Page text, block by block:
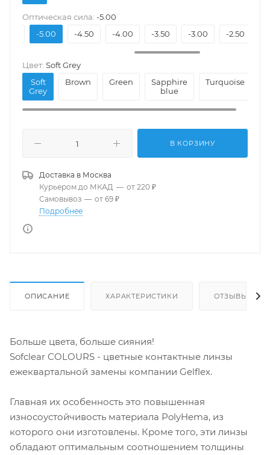
Оптическая сила: -5.00
-5.00 -4.50 -4.00 -3.50 -3.00 -2.50
Цвет: Soft Grey
Soft
Grey
Brown Green
Sapphire
blue
Turquoise
В КОРЗИНУ
Доставка в Москва
Курьером до МКАД — от 220 ₽
Самовывоз — от 69 ₽
Подробнее
ОПИСАНИЕ ХАРАКТЕРИСТИКИ ОТЗЫВЫ
Больше цвета, больше сияния!
Sofclear COLOURS - цветные контактные линзы
ежеквартальной замены компании Gelflex.
Главная их особенность это повышенная
износоустойчивость материала PolyHema, из
которого они изготовлены. Кроме того, эти линзы
обладают оптимальным соотношением толщины